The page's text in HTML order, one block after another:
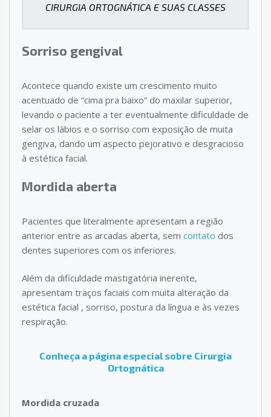
CIRURGIA ORTOGNÁTICA E SUAS CLASSES
Sorriso gengival
Acontece quando existe um crescimento muito
acentuado de “cima pra baixo” do maxilar superior,
levando o paciente a ter eventualmente dificuldade de
selar os lábios e o sorriso com exposição de muita
gengiva, dando um aspecto pejorativo e desgracioso
à estética facial.
Mordida aberta
Pacientes que literalmente apresentam a região
anterior entre as arcadas aberta, sem contato dos
dentes superiores com os inferiores.
Além da dificuldade mastigatória inerente,
apresentam traços faciais com muita alteração da
estética facial , sorriso, postura da língua e às vezes
respiração.
Conheça a página especial sobre Cirurgia
Ortognática
Mordida cruzada